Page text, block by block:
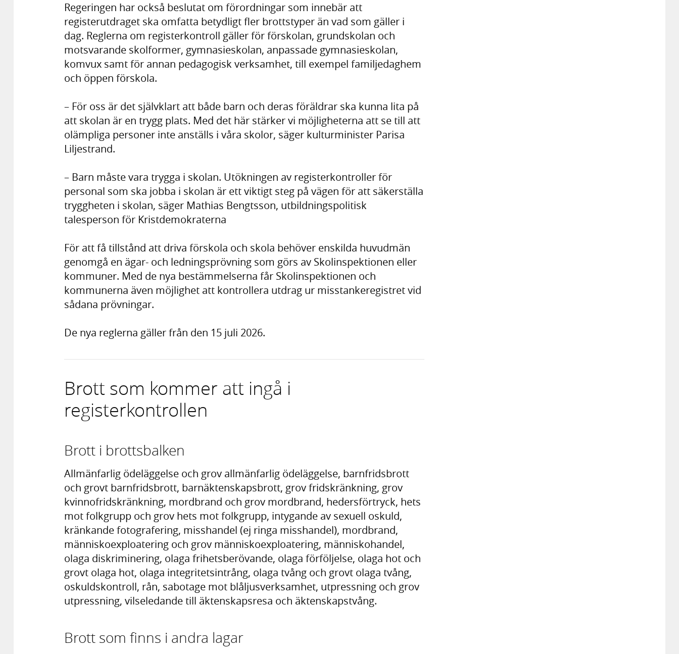
Regeringen har också beslutat om förordningar som innebär att
registerutdraget ska omfatta betydligt fler brottstyper än vad som gäller i
dag. Reglerna om registerkontroll gäller för förskolan, grundskolan och
motsvarande skolformer, gymnasieskolan, anpassade gymnasieskolan,
komvux samt för annan pedagogisk verksamhet, till exempel familjedaghem
och öppen förskola.
– För oss är det självklart att både barn och deras föräldrar ska kunna lita på
att skolan är en trygg plats. Med det här stärker vi möjligheterna att se till att
olämpliga personer inte anställs i våra skolor, säger kulturminister Parisa
Liljestrand.
– Barn måste vara trygga i skolan. Utökningen av registerkontroller för
personal som ska jobba i skolan är ett viktigt steg på vägen för att säkerställa
tryggheten i skolan, säger Mathias Bengtsson, utbildningspolitisk
talesperson för Kristdemokraterna
För att få tillstånd att driva förskola och skola behöver enskilda huvudmän
genomgå en ägar- och ledningsprövning som görs av Skolinspektionen eller
kommuner. Med de nya bestämmelserna får Skolinspektionen och
kommunerna även möjlighet att kontrollera utdrag ur misstankeregistret vid
sådana prövningar.
De nya reglerna gäller från den 15 juli 2026.
Brott som kommer att ingå i
registerkontrollen
Brott i brottsbalken
Allmänfarlig ödeläggelse och grov allmänfarlig ödeläggelse, barnfridsbrott
och grovt barnfridsbrott, barnäktenskapsbrott, grov fridskränkning, grov
kvinnofridskränkning, mordbrand och grov mordbrand, hedersförtryck, hets
mot folkgrupp och grov hets mot folkgrupp, intygande av sexuell oskuld,
kränkande fotografering, misshandel (ej ringa misshandel), mordbrand,
människoexploatering och grov människoexploatering, människohandel,
olaga diskriminering, olaga frihetsberövande, olaga förföljelse, olaga hot och
grovt olaga hot, olaga integritetsintrång, olaga tvång och grovt olaga tvång,
oskuldskontroll, rån, sabotage mot blåljusverksamhet, utpressning och grov
utpressning, vilseledande till äktenskapsresa och äktenskapstvång.
Brott som finns i andra lagar